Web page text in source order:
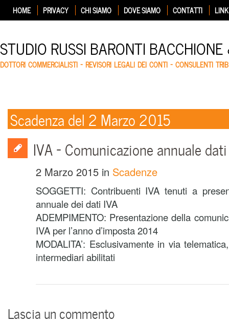
HOME PRIVACY CHI SIAMO DOVE SIAMO CONTATTI LINK
STUDIO RUSSI BARONTI
DOTTORI COMMERCIALISTI – REVISORI LEGALI DEI CONTI – CONSULENTI
Scadenza del 2 Marzo 2015
IVA – Comunicazione annuale
2 Marzo 2015 in Scadenze
SOGGETTI: Contribuenti IVA tenuti a
annuale dei dati IVA
ADEMPIMENTO: Presentazione della
IVA per l’anno d’imposta 2014
MODALITA’: Esclusivamente in via
intermediari abilitati
Lascia un commento